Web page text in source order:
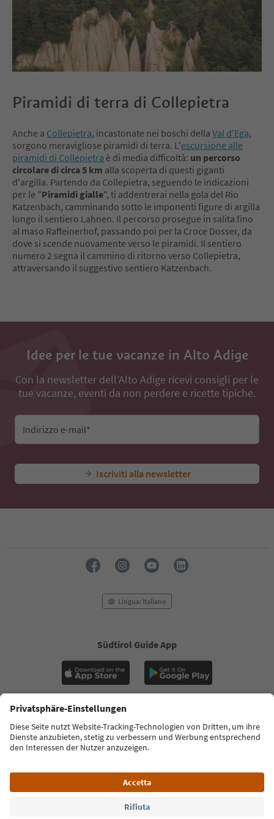
Piramidi di terra di Collepietra
Anche a Collepietra, incastonate nei boschi della Val d'Ega,
sorgono meravigliose piramidi di terra. L'escursione alle
piramidi di Collepietra è di media difficoltà: un percorso
circolare di circa 5 km alla scoperta di questi giganti
d'argilla. Partendo da Collepietra, seguendo le indicazioni
per le "Piramidi gialle", ti addentrerai nella gola del Rio
Katzenbach, camminando sotto le imponenti figure di argilla
lungo il sentiero Lahnen. Il percorso prosegue in salita fino
al maso Raffeinerhof, passando poi per la Croce Dosser, da
dove si scende nuovamente verso le piramidi. Il sentiero
numero 2 segna il cammino di ritorno verso Collepietra,
attraversando il suggestivo sentiero Katzenbach.
Idee per le tue vacanze in Alto Adige
Con la newsletter dell’Alto Adige ricevi consigli per le
tue vacanze, eventi da non perdere e ricette tipiche.
Indirizzo e-mail*
Iscriviti alla newsletter
Lingua: Italiano
Südtirol Guide App
FAQ Contatti Press MICE
Privacy Policy
Termini e condizioni
Crediti
Cookie Policy
Alto Adige B2B